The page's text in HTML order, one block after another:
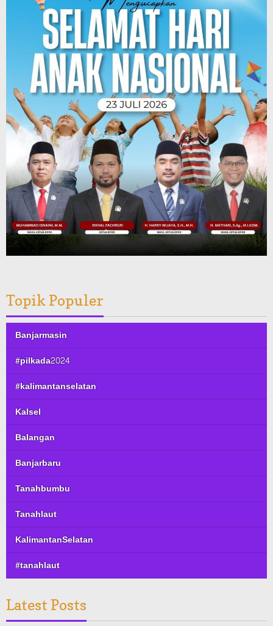
Topik Populer
Banjarmasin
#pilkada2024
#kalimantanselatan
Kalsel
Balangan
Banjarbaru
Tanahbumbu
Tanahlaut
KalimantanSelatan
#tanahlaut
Latest Posts